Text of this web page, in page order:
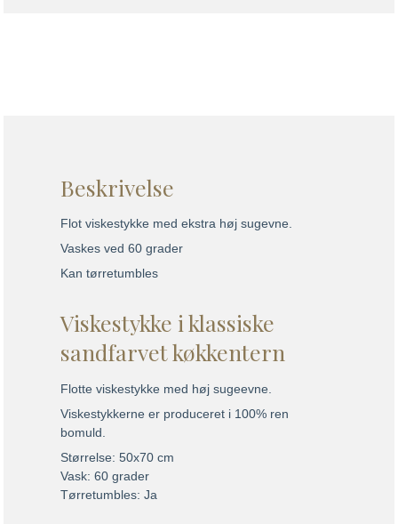
Beskrivelse
Flot viskestykke med ekstra høj sugevne.
Vaskes ved 60 grader
Kan tørretumbles
Viskestykke i klassiske
sandfarvet køkkentern
Flotte viskestykke med høj sugeevne.
Viskestykkerne er produceret i 100% ren
bomuld.
Størrelse: 50x70 cm
Vask: 60 grader
Tørretumbles: Ja